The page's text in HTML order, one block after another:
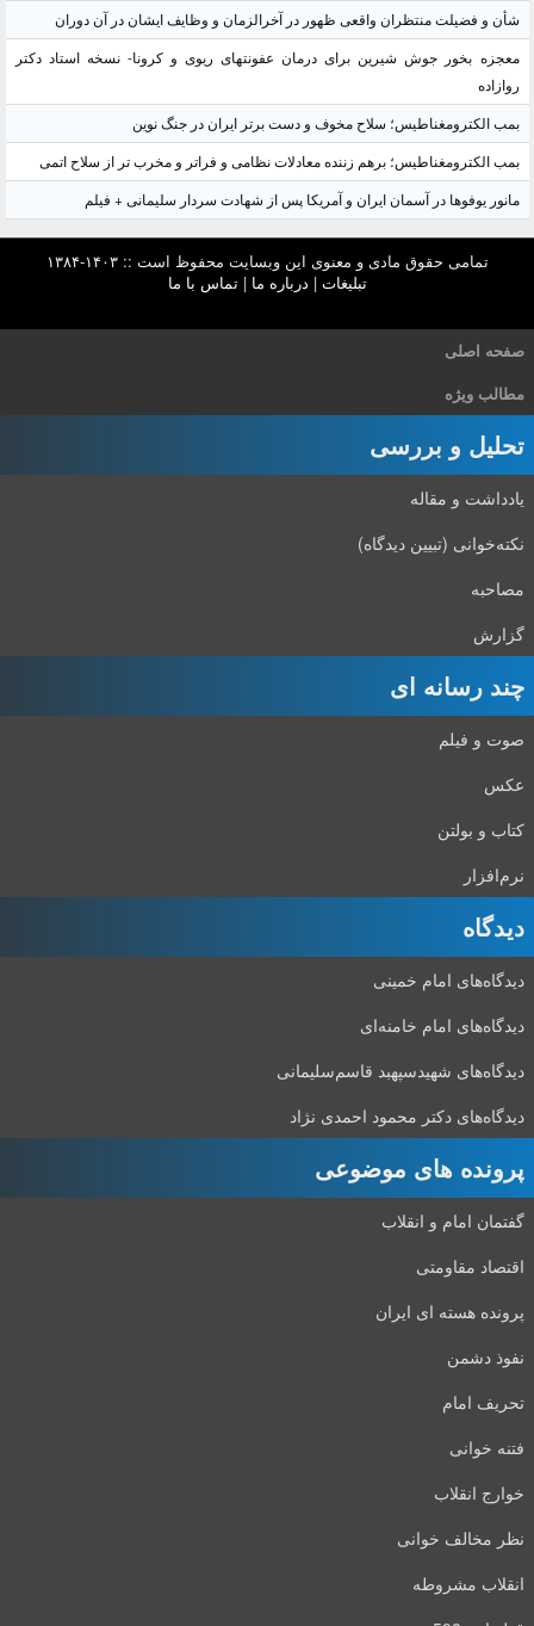
شأن و فضیلت منتظران واقعی ظهور در آخرالزمان و وظایف ایشان در آن دوران
معجزه بخور جوش شیرین برای درمان عفونتهای ریوی و کرونا- نسخه استاد دکتر
روازاده
بمب الکترومغناطیس؛ سلاح مخوف و دست برتر ایران در جنگ نوین
بمب الکترومغناطیس؛ برهم زننده معادلات نظامی و فراتر و مخرب تر از سلاح اتمی
مانور یوفوها در آسمان ایران و آمریکا پس از شهادت سردار سلیمانی + فیلم
تمامی حقوق مادی و معنوی این وبسایت محفوظ است :: ۱۴۰۳-۱۳۸۴
تبلیغات | درباره ما |تماس با ما
صفحه اصلی
مطالب ویژه
تحلیل و بررسی
یادداشت و مقاله
نکته‌خوانی (تبیین دیدگاه)
مصاحبه
گزارش
چند رسانه ای
صوت و فیلم
عکس
کتاب و بولتن
نرم‌افزار
دیدگاه‌
دیدگاه‌های امام خمینی
دیدگاه‌های امام خامنه‌ای
دیدگاه‌های شهید‌سپهبد قاسم‌سلیمانی
دیدگاه‌های دکتر محمود احمدی نژاد
پرونده های موضوعی
گفتمان امام و انقلاب
اقتصاد مقاومتی
پرونده هسته ای ایران
نفوذ دشمن
تحریف امام
فتنه خوانی
خوارج انقلاب
نظر مخالف خوانی
انقلاب مشروطه